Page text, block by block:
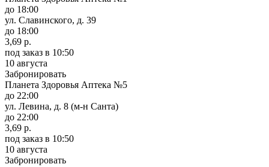
до 18:00
ул. Славинского, д. 39
до 18:00
3,69 р.
под заказ в 10:50
10 августа
Забронировать
Планета Здоровья Аптека №5
до 22:00
ул. Левина, д. 8 (м-н Санта)
до 22:00
3,69 р.
под заказ в 10:50
10 августа
Забронировать